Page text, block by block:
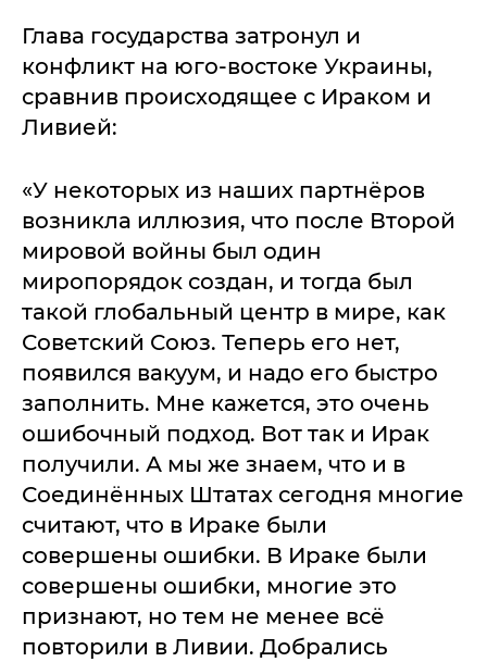
Глава государства затронул и
конфликт на юго-востоке Украины,
сравнив происходящее с Ираком и
Ливией:
«У некоторых из наших партнёров
возникла иллюзия, что после Второй
мировой войны был один
миропорядок создан, и тогда был
такой глобальный центр в мире, как
Советский Союз. Теперь его нет,
появился вакуум, и надо его быстро
заполнить. Мне кажется, это очень
ошибочный подход. Вот так и Ирак
получили. А мы же знаем, что и в
Соединённых Штатах сегодня многие
считают, что в Ираке были
совершены ошибки. В Ираке были
совершены ошибки, многие это
признают, но тем не менее всё
повторили в Ливии. Добрались